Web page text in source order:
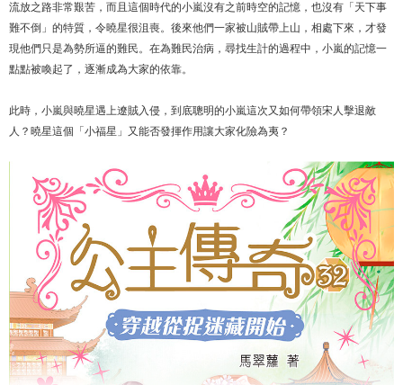
流放之路非常艱苦，而且這個時代的小嵐沒有之前時空的記憶，也沒有「天下事
難不倒」的特質，令曉星很沮喪。後來他們一家被山賊帶上山，相處下來，才發
現他們只是為勢所逼的難民。在為難民治病，尋找生計的過程中，小嵐的記憶一
點點被喚起了，逐漸成為大家的依靠。
此時，小嵐與曉星遇上遼賊入侵，到底聰明的小嵐這次又如何帶領宋人擊退敵
人？曉星這個「小福星」又能否發揮作用讓大家化險為夷？